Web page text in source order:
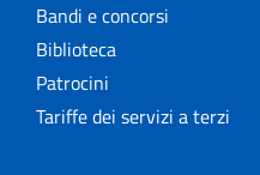
Bandi e concorsi
Biblioteca
Patrocini
Tariffe dei servizi a terzi